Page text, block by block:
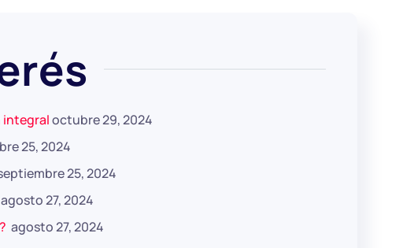
integraloctubre 29, 2024
25, 2024
25, 2024
agosto 27, 2024
agosto 27, 2024